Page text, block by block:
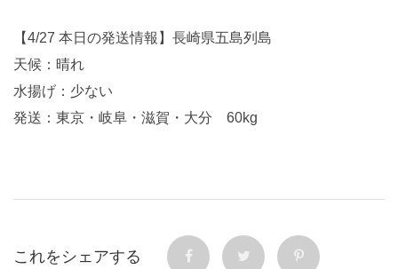
【4/27 本日の発送情報】長崎県五島列島
天候：晴れ
水揚げ：少ない
発送：東京・岐阜・滋賀・大分 60kg
これをシェアする